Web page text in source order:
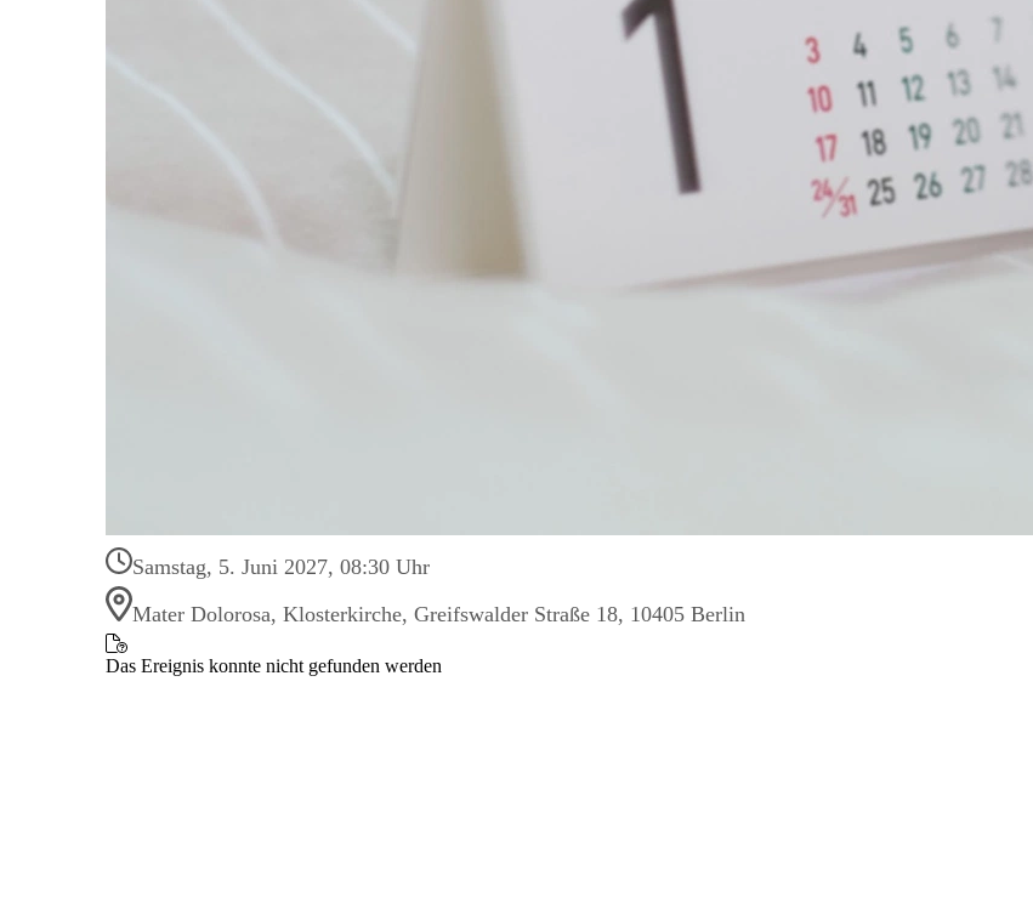
Samstag, 5. Juni 2027, 08:30 Uhr
Mater Dolorosa, Klosterkirche, Greifswalder Straße 18, 10405 Berlin